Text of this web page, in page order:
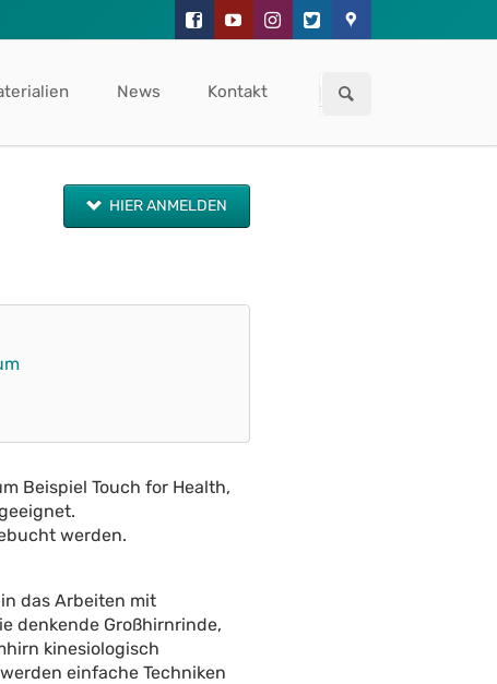
News Kontakt
HIER ANMELDEN
Beispiel Touch for Health,
werden.
das Arbeiten mit
denkende Großhirnrinde,
kinesiologisch
einfache Techniken